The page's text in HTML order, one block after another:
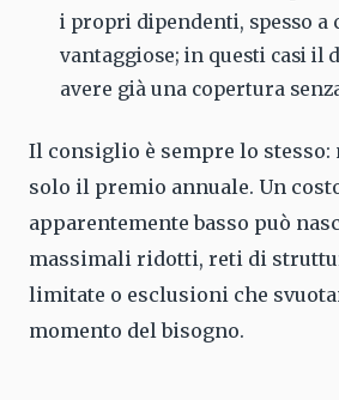
i propri dipendenti, spesso a
vantaggiose; in questi casi il
avere già una copertura
Il consiglio è sempre lo stesso:
solo il premio annuale. Un
apparentemente basso può
massimali ridotti, reti di
limitate o esclusioni che
momento del bisogno.